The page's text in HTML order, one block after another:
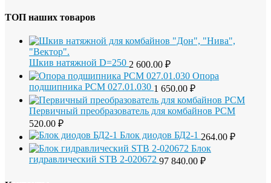
ТОП наших товаров
Шкив натяжной D=250 2 600.00 ₽
Опора
подшипника РСМ 027.01.030 1 650.00 ₽
Первичный преобразователь для комбайнов РСМ
520.00 ₽
Блок диодов БД2-1 264.00 ₽
Блок
гидравлический STB 2-020672 97 840.00 ₽